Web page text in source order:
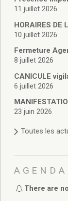
Actes
11 juillet 2026
HORAIRES DE
10 juillet 2026
Fermeture
8 juillet 2026
CANICULE
6 juillet 2026
23 juin 2026
Toutes les
AGENDA
There are